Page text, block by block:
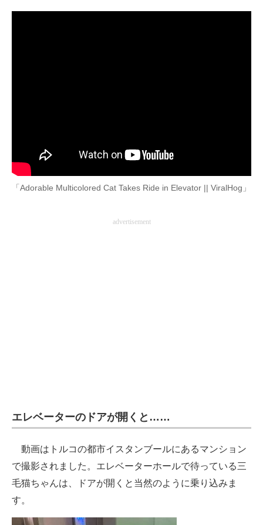
マーケ×ITの今がよく分かる
企業向けIT製品の総合サイト
ちょっと気になるネットの話題
「Adorable Multicolored Cat Takes Ride in Elevator || ViralHog」
advertisement
エレベーターのドアが開くと……
動画はトルコの都市イスタンブールにあるマンション
で撮影されました。エレベーターホールで待っている三
毛猫ちゃんは、ドアが開くと当然のように乗り込みま
す。